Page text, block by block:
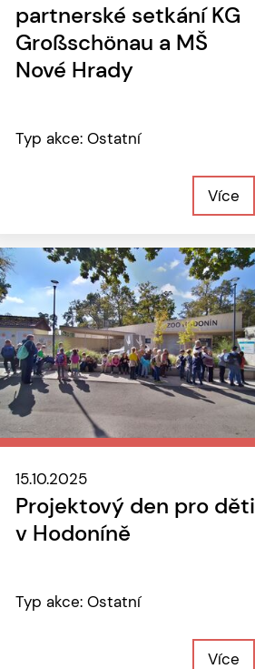
partnerské setkání KG
Großschönau a MŠ
Nové Hrady
Typ akce: Ostatní
Více
15.10.2025
Projektový den pro děti
v Hodoníně
Typ akce: Ostatní
Více